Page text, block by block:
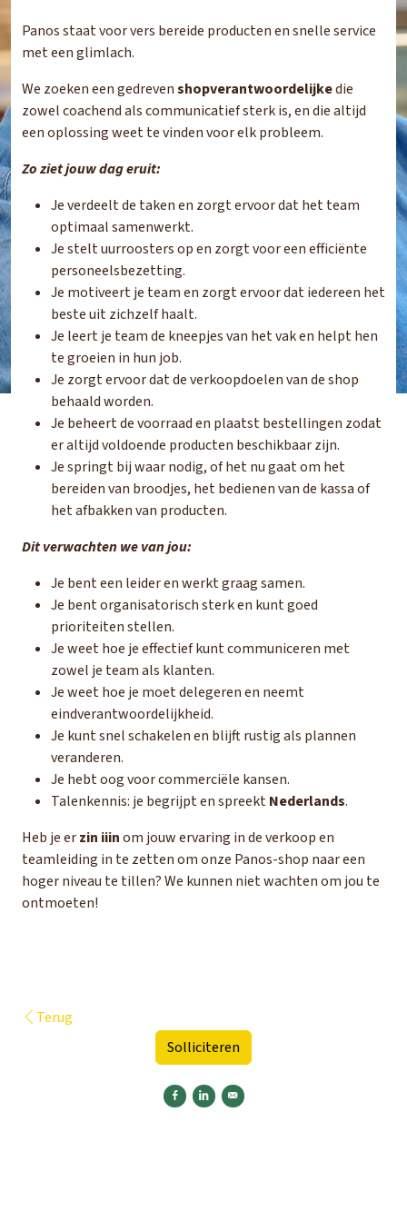
Panos staat voor vers bereide producten en snelle service
met een glimlach.
We zoeken een gedrevenshopverantwoordelijkedie
zowel coachend als communicatief sterk is, en die altijd
een oplossing weet te vinden voor elk probleem.
Zo ziet jouw dag eruit:
Je verdeelt de taken en zorgt ervoor dat het team
optimaal samenwerkt.
Je stelt uurroosters op en zorgt voor een efficiënte
personeelsbezetting.
Je motiveert je team en zorgt ervoor dat iedereen het
beste uit zichzelf haalt.
Je leert je team de kneepjes van het vak en helpt hen
te groeien in hun job.
Je zorgt ervoor dat de verkoopdoelen van de shop
behaald worden.
Je beheert de voorraad en plaatst bestellingen zodat
er altijd voldoende producten beschikbaar zijn.
Je springt bij waar nodig, of het nu gaat om het
bereiden van broodjes, het bedienen van de kassa of
het afbakken van producten.
Dit verwachten we van jou:
Je bent een leider en werkt graag samen.
Je bent organisatorisch sterk en kunt goed
prioriteiten stellen.
Je weet hoe je effectief kunt communiceren met
zowel je team als klanten.
Je weet hoe je moet delegeren en neemt
eindverantwoordelijkheid.
Je kunt snel schakelen en blijft rustig als plannen
veranderen.
Je hebt oog voor commerciële kansen.
Talenkennis: je begrijpt en spreektNederlands.
Heb je erzin iiinom jouw ervaring in de verkoop en
teamleiding in te zetten om onze Panos-shop naar een
hoger niveau te tillen? We kunnen niet wachten om jou te
ontmoeten!
Terug
Solliciteren
Delen op Facebook
Delen op LinkedInVersturen per e-mail